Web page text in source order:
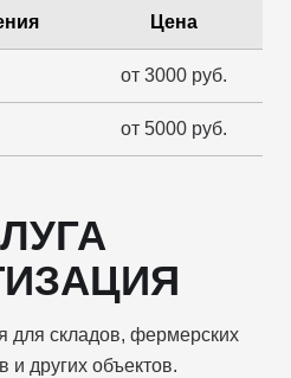
Цена
от 3000 руб.
от 5000 руб.
для складов, фермерских
и других объектов.